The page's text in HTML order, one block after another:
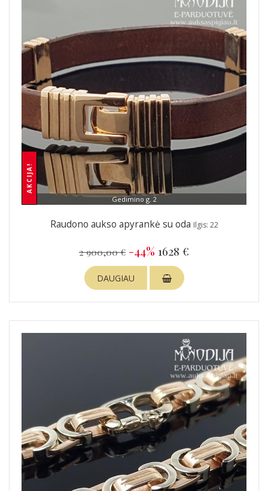
Gedimino g. 2
AKCIJA!
Raudono aukso apyrankė su oda Ilgis: 22
2 900,00 € -44% 1628 €
DAUGIAU